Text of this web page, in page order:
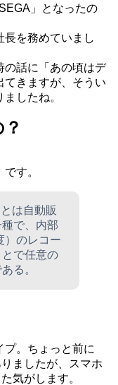
」となったの
長を務めていまし
の話に「あの頃はデ
てきますが、そうい
したね。
す。
は自動販
で、内部
）のレコー
とで任意の
る。
プ。ちょっと前に
ましたが、スマホ
気がします。